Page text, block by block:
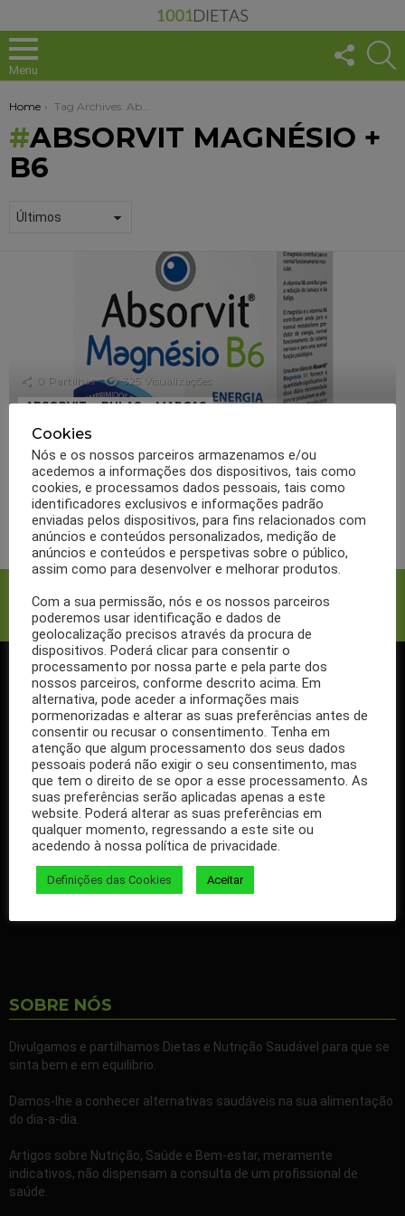
Menu
US
You are here:
Home Tag Archives: Absorvit Magnésio + B6
ABSORVIT MAGNÉSIO +
B6
SAUDÁVEL
0 Partilhas 325 Visualizações
ABSORVIT
BULAS MARCAS
Bula Absorvit Magnésio +
B6
LER MAIS
SIGA-NOS NO FACEBOOK
Se ainda não segue a nossa página de Facebook, não espere mais!
Basta clicar no botão Seguir em cima.
Ao seguir a nossa página passa a receber gratuitamente os
nossos artigos no seu Facebook.
Partilhe também a nossa página com todos os seus familiares e
SOBRE NÓS
Divulgamos e partilhamos Dietas e Nutrição Saudável para que se
sinta bem e em equilibrio.
Damos-lhe a conhecer alternativas saudáveis na sua alimentação
do dia-a-dia.
Artigos sobre Nutrição, Saúde e Bem-estar, meramente
indicativos, não dispensam a consulta de um profissional de
saúde.
Cookies
Nós e os nossos parceiros armazenamos e/ou
acedemos a informações dos dispositivos, tais como
cookies, e processamos dados pessoais, tais como
identificadores exclusivos e informações padrão
enviadas pelos dispositivos, para fins relacionados com
anúncios e conteúdos personalizados, medição de
anúncios e conteúdos e perspetivas sobre o público,
assim como para desenvolver e melhorar produtos.
Com a sua permissão, nós e os nossos parceiros
poderemos usar identificação e dados de
geolocalização precisos através da procura de
dispositivos. Poderá clicar para consentir o
processamento por nossa parte e pela parte dos
nossos parceiros, conforme descrito acima. Em
alternativa, pode aceder a informações mais
pormenorizadas e alterar as suas preferências antes de
consentir ou recusar o consentimento. Tenha em
atenção que algum processamento dos seus dados
pessoais poderá não exigir o seu consentimento, mas
que tem o direito de se opor a esse processamento. As
suas preferências serão aplicadas apenas a este
website. Poderá alterar as suas preferências em
qualquer momento, regressando a este site ou
acedendo à nossa política de privacidade.
Definições das Cookies Aceitar